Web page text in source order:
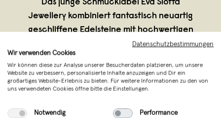
Das junge Schmucklabel Eva Slotta
Jewellery kombiniert fantastisch neuartig
geschliffene Edelsteine mit hochwertigen
Edelmetallen zu exklusivenDatenschutzbestimmungen
Wir verwenden Cookies
Wir können diese zur Analyse unserer Besucherdaten platzieren, um unsere
Website zu verbessern, personalisierte Inhalte anzuzeigen und Dir ein
großartiges Website-Erlebnis zu bieten. Für weitere Informationen zu den von
uns verwendeten Cookies öffne bitte die Einstellungen.
Notwendig Performance